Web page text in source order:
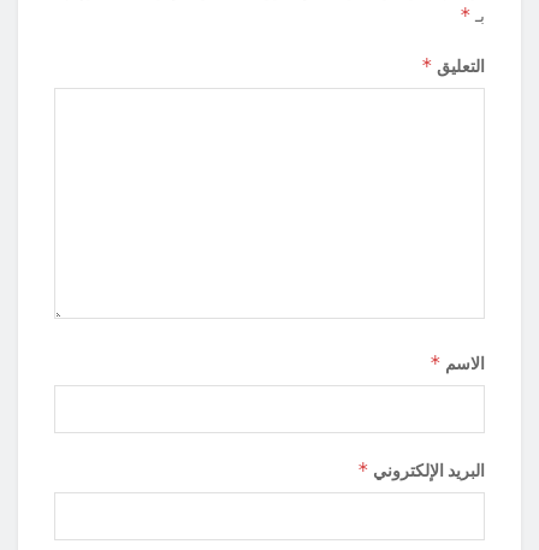
بـ *
التعليق *
الاسم *
البريد الإلكتروني *